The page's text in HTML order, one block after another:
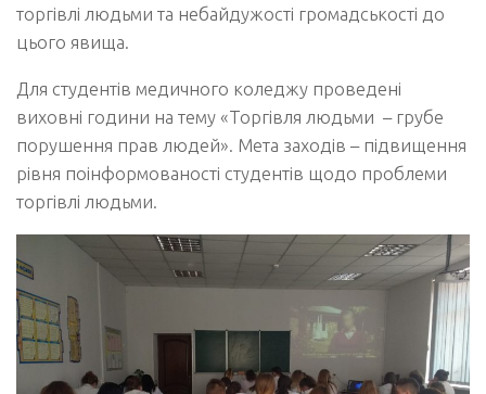
торгівлі людьми та небайдужості громадськості до
цього явища.
Для студентів медичного коледжу проведені
виховні години на тему «Торгівля людьми – грубе
порушення прав людей». Мета заходів – підвищення
рівня поінформованості студентів щодо проблеми
торгівлі людьми.